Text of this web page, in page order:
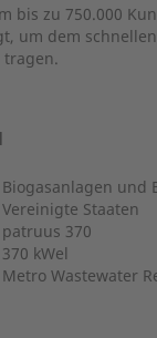
bis zu 750.000
um dem
tragen.
Biogasanlagen und
Vereinigte Staaten
patruus 370
370 kWel
Metro Wastewater